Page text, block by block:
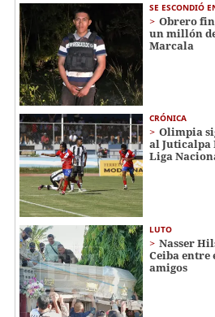
SE ESCONDIÓ
Obrero
un millón
Marcala
CRÓNICA
Olimpia
al Juticalpa
Liga
LUTO
Nasser
Ceiba
amigos